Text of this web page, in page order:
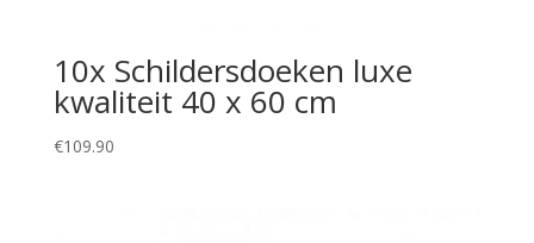
10x Schildersdoeken luxe
kwaliteit 40 x 60 cm
€109.90